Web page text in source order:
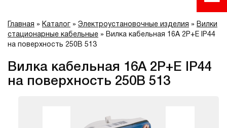
Главная » Каталог » Электроустановочные изделия » Вилки
стационарные кабельные » Вилка кабельная 16А 2Р+E IР44
на поверхность 250В 513
Вилка кабельная 16А 2Р+E IР44
на поверхность 250В 513